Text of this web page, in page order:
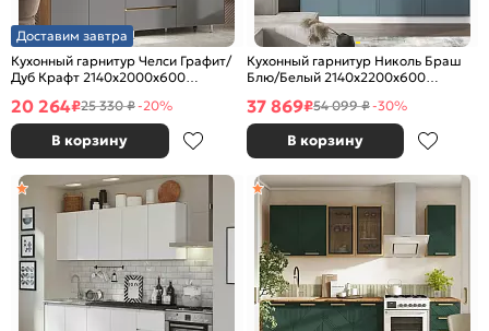
Доставим завтра
Кухонный гарнитур Челси Графит/
Дуб Крафт 2140x2000x600
20 264₽25 330 ₽-20%
В корзину
Кухонный гарнитур Николь Браш
Блю/Белый 2140x2200x600
37 869₽54 099 ₽-30%
В корзину